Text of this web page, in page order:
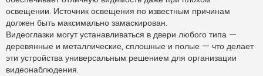
освещении. Источник освещения по известным причинам
должен быть максимально замаскирован.
Видеоглазки могут устанавливаться в двери любого типа —
деревянные и металлические, сплошные и полые — что делает
эти устройства универсальным решением для организации
видеонаблюдения.